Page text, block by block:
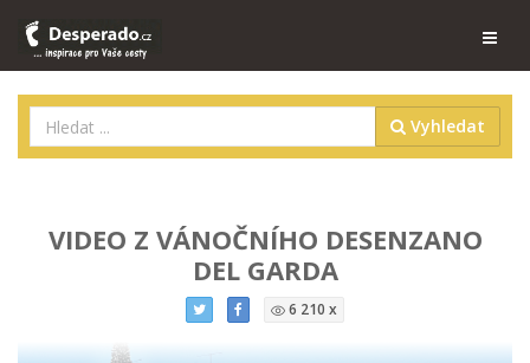
Vyhledat
VIDEO Z VÁNOČNÍHO DESENZANO
DEL GARDA
6 210 x